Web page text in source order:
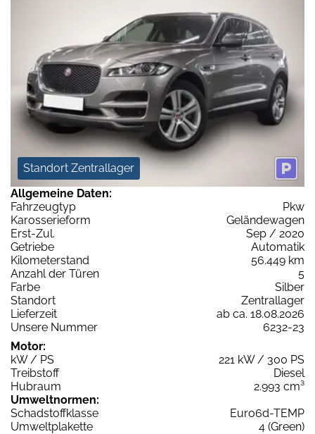
Standort Zentrallager
Allgemeine Daten:
Fahrzeugtyp
Pkw
Karosserieform
Geländewagen
Erst-Zul.
Sep / 2020
Getriebe
Automatik
Kilometerstand
56.449 km
Anzahl der Türen
5
Farbe
Silber
Standort
Zentrallager
Lieferzeit
ab ca. 18.08.2026
Unsere Nummer
6232-23
Motor:
kW / PS
221 kW / 300 PS
Treibstoff
Diesel
Hubraum
2.993 cm³
Umweltnormen:
Schadstoffklasse
Euro6d-TEMP
Umweltplakette
4 (Green)